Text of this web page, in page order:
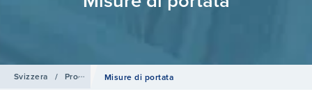
Svizzera / Prodotti e SistemiMis​ure di portata